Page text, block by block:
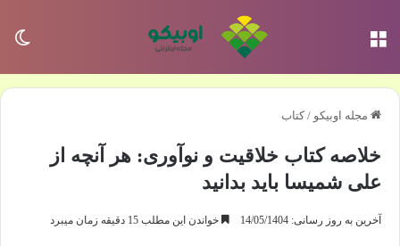
مجله اوبیکو / کتاب
خلاصه کتاب خلاقیت و نوآوری: هر آنچه از
علی شمیسا باید بدانید
آخرین به روز رسانی: 14/05/1404 خواندن این مطلب 15 دقیقه زمان میبرد